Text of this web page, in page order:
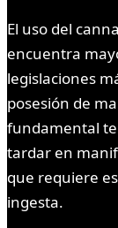
El uso del
encuentra
legislaciones
posesión de
fundamental
tardar en
que requiere
ingesta.